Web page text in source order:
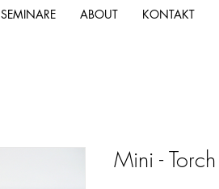
SEMINARE ABOUT KONTAKT
Mini -